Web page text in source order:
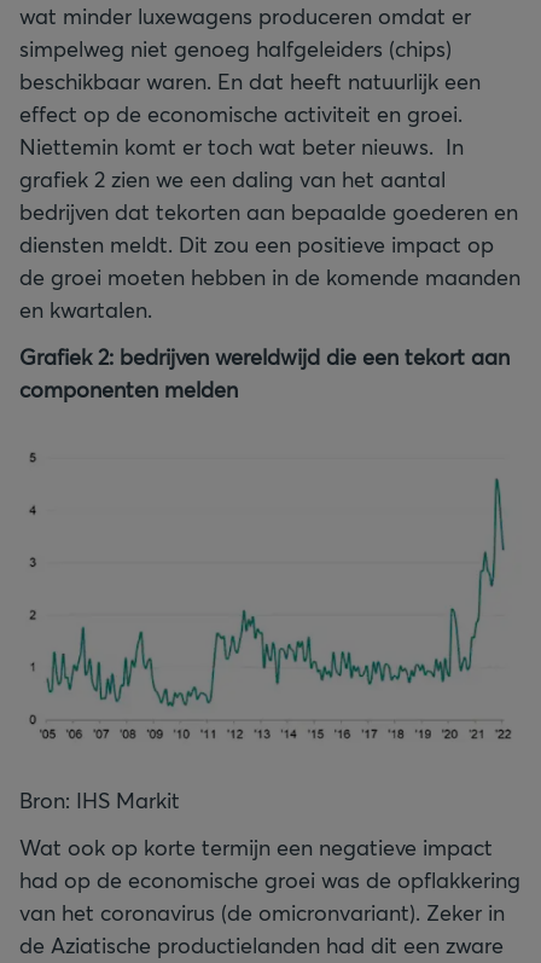
wat minder luxewagens produceren omdat er
simpelweg niet genoeg halfgeleiders (chips)
beschikbaar waren. En dat heeft natuurlijk een
effect op de economische activiteit en groei.
Niettemin komt er toch wat beter nieuws. In
grafiek 2 zien we een daling van het aantal
bedrijven dat tekorten aan bepaalde goederen en
diensten meldt. Dit zou een positieve impact op
de groei moeten hebben in de komende maanden
en kwartalen.
Grafiek 2: bedrijven wereldwijd die een tekort aan
componenten melden
Bron: IHS Markit
Wat ook op korte termijn een negatieve impact
had op de economische groei was de opflakkering
van het coronavirus (de omicronvariant). Zeker in
de Aziatische productielanden had dit een zware